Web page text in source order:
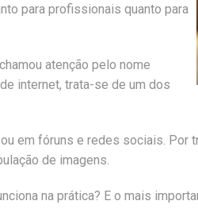
para profissionais quanto para
atenção pelo nome
internet, trata-se de um dos
em fóruns e redes sociais. Por
de imagens.
na prática? E o mais